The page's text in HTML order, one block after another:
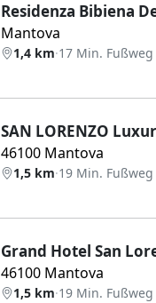
Residenza Bibiena
Mantova
1,4 km·17 Min. Fußweg
SAN LORENZO
46100 Mantova
1,5 km·19 Min. Fußweg
Grand Hotel San
46100 Mantova
1,5 km·19 Min. Fußweg